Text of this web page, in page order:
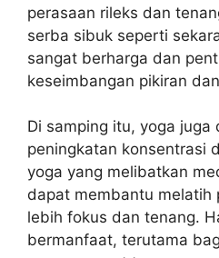
perasaan rileks dan
serba sibuk seperti
sangat berharga dan
keseimbangan pikiran
Di samping itu, yoga juga
peningkatan konsentrasi
yoga yang melibatkan
dapat membantu melatih
lebih fokus dan tenang.
bermanfaat, terutama